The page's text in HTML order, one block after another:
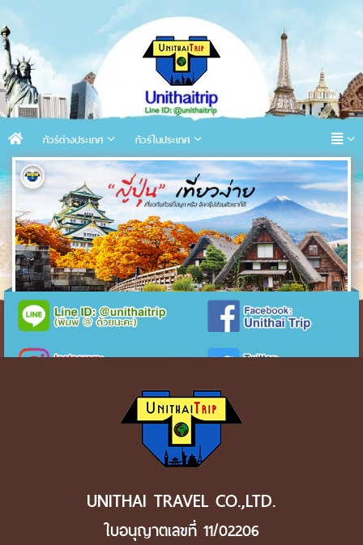
ทัวร์ต่างประเทศ ทัวร์ในประเทศ
UNITHAI TRAVEL CO.,LTD.
ใบอนุญาตเลขที่ 11/02206